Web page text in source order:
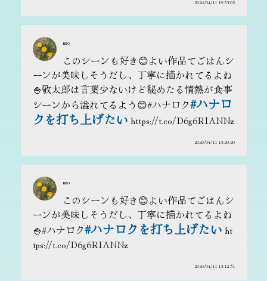
本キャンペーンはX（旧Twitter）およびその運営会社とは関係ありませ
ん。
通信障害、システム障害、不可抗力（天災・感染症・政策変更など）によ
とします。
上記により応募者に生じた損害および本キャンペーンへのご参加によりト
ラブル・損害が発生したとしても、主催者または事務局に故意または重過
失がある場合を除き責任を負いません。
第7条（規約の変更）
主催者は、本規約の内容を合理的範囲で予告なく変更することができます。
変更後は、本サイトへの掲示時点で効力を生じます。
地方裁判所を第一審の専属的合意管轄裁判所とします。
2026/04/11 19:53:05
nao
このシーンも好き😊よい作品てごはんシ
ーンが美味しそうだし、丁寧に描かれてるよね
🍚敬太郎は言葉少ないけど秘めたる情熱が食事
シーンから溢れてるよう😊#ハナロク#ハナロ
クを打ち上げたい https://t.co/D6g6RIANNz
2026/04/11 13:20:20
nao
このシーンも好き😊よい作品てごはんシ
ーンが美味しそうだし、丁寧に描かれてるよね
🍚#ハナロク#ハナロクを打ち上げたい ht
tps://t.co/D6g6RIANNz
2026/04/11 13:12:51